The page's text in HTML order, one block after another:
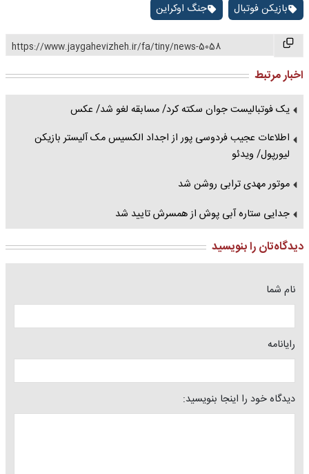
بازیکن فوتبال جنگ اوکراین
https://www.jaygahevizheh.ir/fa/tiny/news-5058
اخبار مرتبط
یک فوتبالیست جوان سکته کرد/ مسابقه لغو شد/ عکس
اطلاعات عجیب فردوسی پور از اجداد الکسیس مک آلیستر بازیکن
لیورپول/ ویدئو
موتور مهدی ترابی روشن شد
جدایی ستاره آبی پوش از همسرش تایید شد
دیدگاه‌تان را بنویسید
نام شما
رایانامه
دیدگاه خود را اینجا بنویسید: